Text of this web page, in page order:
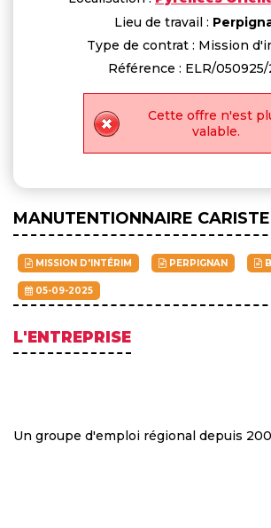
Lieu de travail :
Type de contrat : Mission
Référence : ELR/050925/
Cette offre n'est
valable.
MANUTENTIONNAIRE
MISSION D'INTÉRIM PERPIGNAN
05-09-2025
L'ENTREPRISE
Un groupe d'emploi régional depuis